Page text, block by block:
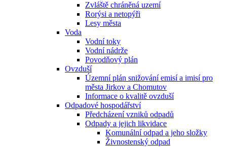
Zvláště chráněná uzemí
Rorýsi a netopýři
Lesy města
Voda
Vodní toky
Vodní nádrže
Povodňový plán
Ovzduší
Územní plán snižování emisí a imisí pro
města Jirkov a Chomutov
Informace o kvalitě ovzduší
Odpadové hospodářství
Předcházení vzniků odpadů
Odpady a jejich likvidace
Komunální odpad a jeho složky
Živnostenský odpad